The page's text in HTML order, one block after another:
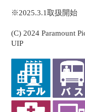
※2025.3.1取扱開始
(C) 2024 Paramount
UIP